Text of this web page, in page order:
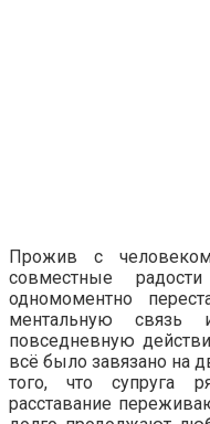
Прожив с
совместные
одномоментно
ментальную связь
повседневную
всё было завязано на
того, что супруга
расставание